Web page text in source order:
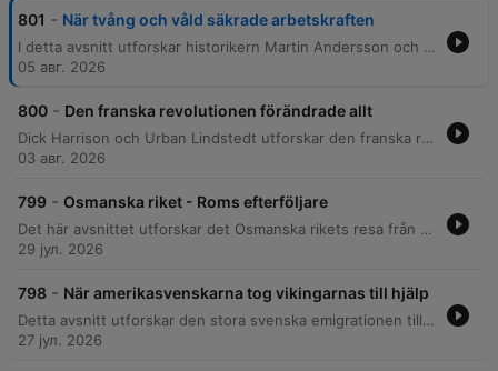
801 - När tvång och våld säkrade arbetskraften
I detta avsnitt utforskar historikern Martin Andersson och programledaren Urban Lindstedt den historiska övergången från träldom till ett strikt reglerat system av legofolk i Sverige. De belyser hur lagstiftning, religiösa strukturer och ekonomiska förändringar användes för att kontrollera arbetskraften genom århundradena. Samtalet går igenom drängars och pigors livsvillkor, från de extrema maktmissbruken och tvångsmetoderna under 1500- till 1600-talen till hur digerdöden skapade nya ekonomiska förutsättningar. Avsnittet avslutas med en reflektion kring hur dessa omfattande lagar, som syftade till att begränsa social rörlighet, dröjde sig kvar i svensk lagstiftning ända fram till 1926.
05 авг. 2026
800 - Den franska revolutionen förändrade allt
Dick Harrison och Urban Lindstedt utforskar den franska revolutionens orsaker, från de ekonomiska kriserna och statsfinansernas kollaps i slutet av 1700-talet till den irreversibla demokratiseringsprocessen. De diskuterar hur försöken att lösa skatteproblematiken genom generalständerna oavsiktligt startade en utveckling som ledde till monarkins fall. Samtalet belyser även revolutionens radikalisering genom skräckväldet under Robespierre, krig och politisk instabilitet. Avslutningsvis analyseras de varaktiga reformerna, såsom decimalsystemet, samt hur Napoleon Bonaparte använde militär makt för att etablera en diktatur som samtidigt cementerade många av revolutionens landvinningar.
03 авг. 2026
799 - Osmanska riket - Roms efterföljare
Det här avsnittet utforskar det Osmanska rikets resa från dess rötter som nomadstammar till ett världsimperium och dess slutliga sönderfall. Vi belyser de unika politiska mekanismerna, såsom janitsjarernas roll och den lagstadgade praxisen av brödradråp, samt hur riket hanterade religiös mångfald genom en hierarkisk tolerans. Vidare undersöks rikets komplexa relation till Europa, dess diplomatiska allianser och rollen i reformationen. Avsnittet avslutas med att analysera den dramatiska nedgången under sent 1800-tal, där nationalism och strategiska misstag under första världskriget ledde till katastrofala folkmord och slutligen bildandet av den moderna turkiska republiken.
29 јул. 2026
798 - När amerikasvenskarna tog vikingarnas till hjälp
Detta avsnitt utforskar den stora svenska emigrationen till USA, med fokus på de drivkrafter som formade flyttvågen under 1800-talet. Vi belyser hur ekonomisk nöd, befolkningstillväxt och politiska lagar som Homestead Act skapade förutsättningar för bosättningar i Mellanvästern och Texas, samt hur de svenska invandrarna navigerade den amerikanska etniska hierarkin. Vidare diskuteras framväxten av en unik svensk-amerikansk identitet präglad av politiska principer och religion. Avsnittet berör även fenomenet återvandring och hur de som återvände till Sverige förde med sig nya idéer och impulser som påverkade svenska folkrörelser, samt den komplexa relationen mellan svensk politisk kritik och kärlek till amerikansk populärkultur.
27 јул. 2026